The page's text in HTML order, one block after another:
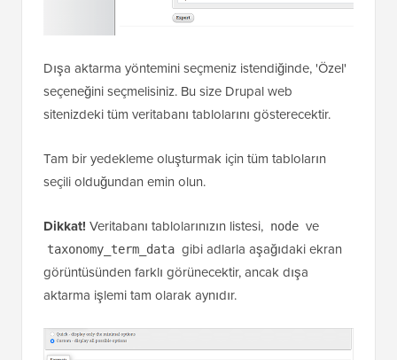
Dışa aktarma yöntemini seçmeniz istendiğinde, 'Özel'
seçeneğini seçmelisiniz. Bu size Drupal web
sitenizdeki tüm veritabanı tablolarını gösterecektir.
Tam bir yedekleme oluşturmak için tüm tabloların
seçili olduğundan emin olun.
Dikkat! Veritabanı tablolarınızın listesi, node ve
taxonomy_term_data gibi adlarla aşağıdaki ekran
görüntüsünden farklı görünecektir, ancak dışa
aktarma işlemi tam olarak aynıdır.